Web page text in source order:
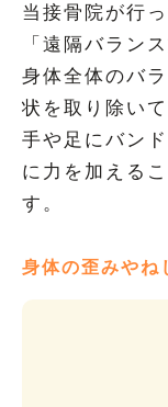
当接骨院が行
「遠隔バラン
身体全体のバ
状を取り除い
手や足にバン
に力を加える
す。
身体の歪みやね